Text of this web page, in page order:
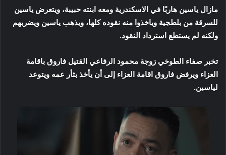
مازال ياسين هاربًا في الاسكندرية ومعه ابنته حبيبة، ويتعرض ياسين
للسرقة من بلطجية وياخذوا منه نقوده كلها، ويذهب ياسين ويضربهم
ولكنه لم يستطع استرداد النقود.
تخبر صفاء الطوخي زوجة محمود الرفاعي القتيل فاروق باقامة
العزاء ويرفض فاروق اقامة العزاء إلى أن يأخذ بثأر عمه ويتوعد
لياسين.